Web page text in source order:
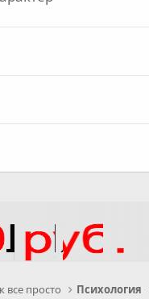
все просто Психология